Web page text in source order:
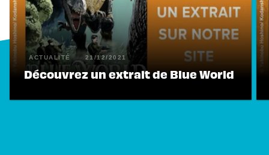
ACTUALITÉ 21/12/2021
Découvrez un extrait de Blue World